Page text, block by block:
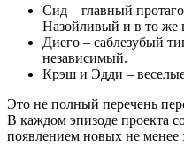
Сид – главный
Назойливый и в то же
Диего – саблезубый
независимый.
Крэш и Эдди –
Это не полный перечень
В каждом эпизоде проекта
появлением новых не менее